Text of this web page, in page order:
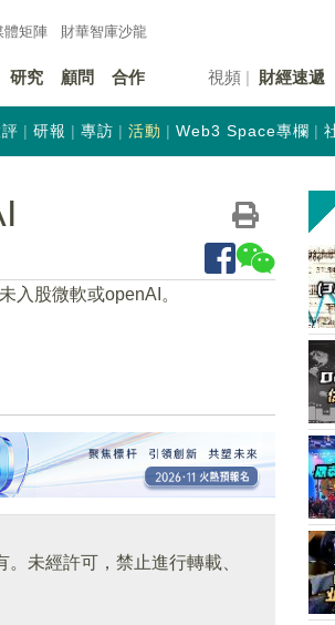
體矩陣 財華智庫沙龍
研究 顧問 合作 視頻 財經速遞
研報 專訪 活動 Web3 Space專欄
入股微軟或openAI。
未經許可，禁止進行轉載、